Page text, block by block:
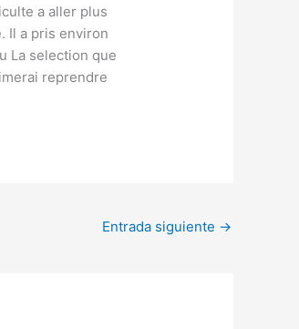
a aller plus
Il a pris environ
La selection que
reprendre
Entrada siguiente →